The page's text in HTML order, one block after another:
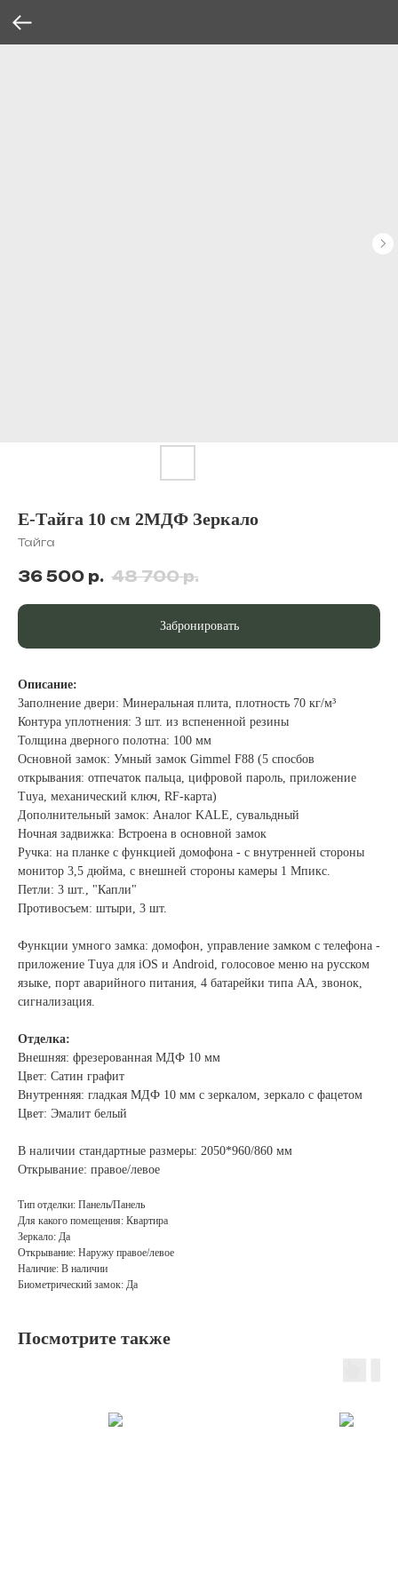
Е-Тайга 10 см 2МДФ Зеркало
Тайга
36 500 р. 48 700 р.
Забронировать
Описание:
Заполнение двери: Минеральная плита, плотность 70 кг/м³
Контура уплотнения: 3 шт. из вспененной резины
Толщина дверного полотна: 100 мм
Основной замок: Умный замок Gimmel F88 (5 спосбов
открывания: отпечаток пальца, цифровой пароль, приложение
Tuya, механический ключ, RF-карта)
Дополнительный замок: Аналог KALE, сувальдный
Ночная задвижка: Встроена в основной замок
Ручка: на планке с функцией домофона - с внутренней стороны
монитор 3,5 дюйма, с внешней стороны камеры 1 Мпикс.
Петли: 3 шт., "Капли"
Противосъем: штыри, 3 шт.
Функции умного замка: домофон, управление замком с телефона -
приложение Tuya для iOS и Android, голосовое меню на русском
языке, порт аварийного питания, 4 батарейки типа АА, звонок,
сигнализация.
Отделка:
Внешняя: фрезерованная МДФ 10 мм
Цвет: Сатин графит
Внутренняя: гладкая МДФ 10 мм с зеркалом, зеркало с фацетом
Цвет: Эмалит белый
В наличии стандартные размеры: 2050*960/860 мм
Открывание: правое/левое
Тип отделки: Панель/Панель
Для какого помещения: Квартира
Зеркало: Да
Открывание: Наружу правое/левое
Наличие: В наличии
Биометрический замок: Да
Посмотрите также